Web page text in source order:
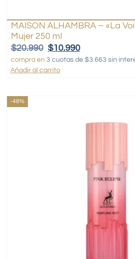
MAISON ALHAMBRA – «La
Mujer 250 ml
$20.990 $10.990
compra en 3 cuotas de $3.663 sin
Añadir al carrito
-48%